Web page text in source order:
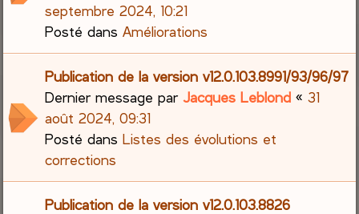
septembre 2024, 10:21
Posté dansAméliorations
Publication de la version v12.0.103.8991/93/96/97
Dernier message parJacques Leblond «31
août 2024, 09:31
Posté dansListes des évolutions et
corrections
Publication de la version v12.0.103.8826